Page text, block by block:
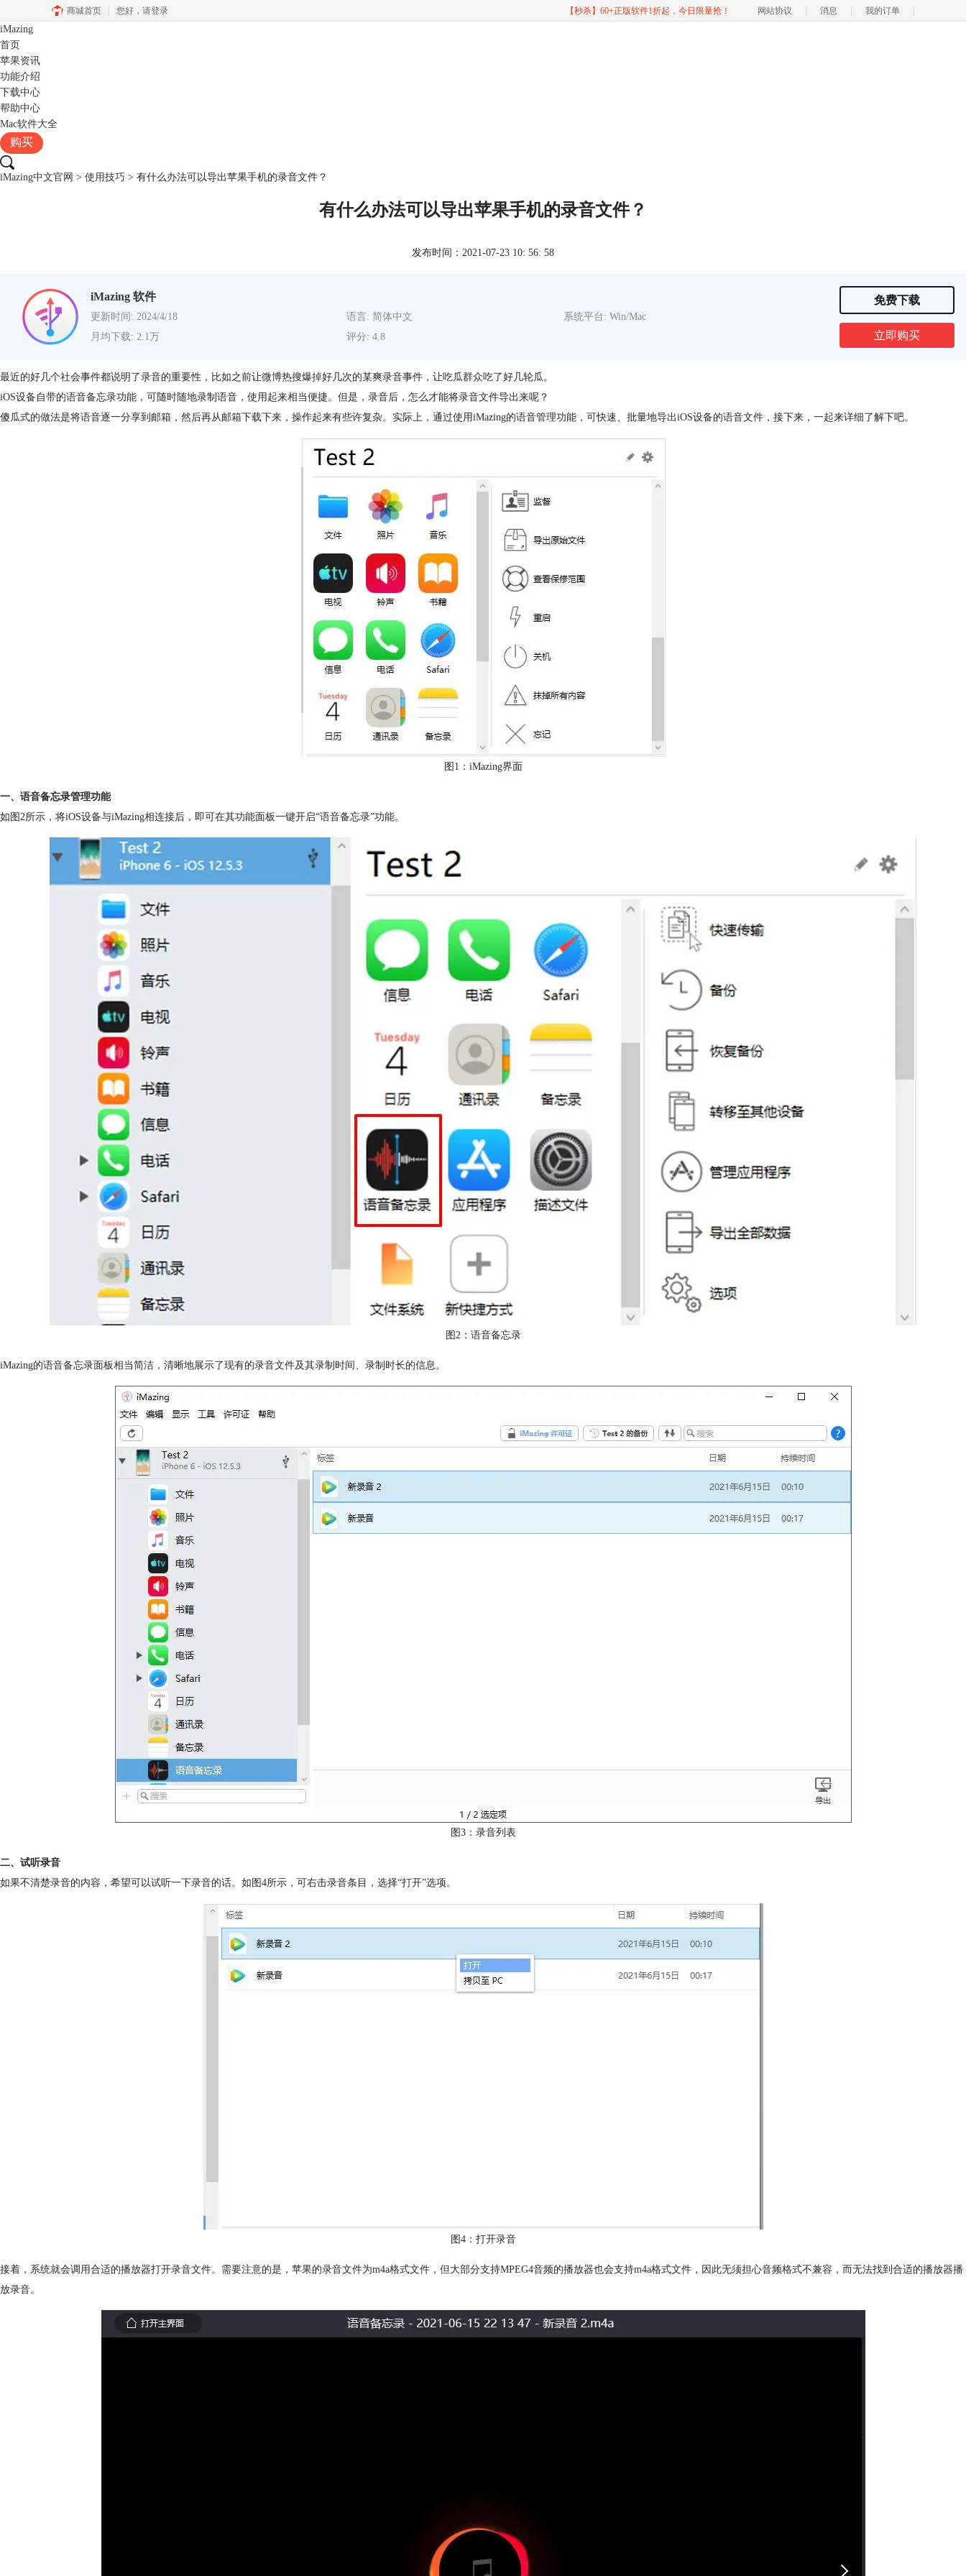
商城首页 您好， 请登录 【秒杀】60+正版软件1折起，今日限量抢！ 网站协议 消息 我的订单
iMazing
首页
苹果资讯
功能介绍
下载中心
帮助中心
Mac软件大全
购买
iMazing中文官网 > 使用技巧 > 有什么办法可以导出苹果手机的录音文件？
有什么办法可以导出苹果手机的录音文件？
发布时间：2021-07-23 10: 56: 58
iMazing 软件
更新时间: 2024/4/18 语言: 简体中文
系统平台: Win/Mac
月均下载: 2.1万
评分: 4.8
免费下载
立即购买
最近的好几个社会事件都说明了录音的重要性，比如之前让微博热搜爆掉好几次的某爽录音事件，让吃瓜群众吃了好几轮瓜。
iOS设备自带的语音备忘录功能，可随时随地录制语音，使用起来相当便捷。但是，录音后，怎么才能将录音文件导出来呢？
傻瓜式的做法是将语音逐一分享到邮箱，然后再从邮箱下载下来，操作起来有些许复杂。实际上，通过使用iMazing的语音管理功能，可快速、批量地导出iOS设备的语音文件，接下来，一起来详细了解下吧。
图1：iMazing界面
一、语音备忘录管理功能
如图2所示，将iOS设备与iMazing相连接后，即可在其功能面板一键开启“语音备忘录”功能。
图2：语音备忘录
iMazing的语音备忘录面板相当简洁，清晰地展示了现有的录音文件及其录制时间、录制时长的信息。
图3：录音列表
二、试听录音
如果不清楚录音的内容，希望可以试听一下录音的话。如图4所示，可右击录音条目，选择“打开”选项。
图4：打开录音
接着，系统就会调用合适的播放器打开录音文件。需要注意的是，苹果的录音文件为m4a格式文件，但大部分支持MPEG4音频的播放器也会支持m4a格式文件，因此无须担心音频格式不兼容，而无法找到合适的播放器播
放录音。